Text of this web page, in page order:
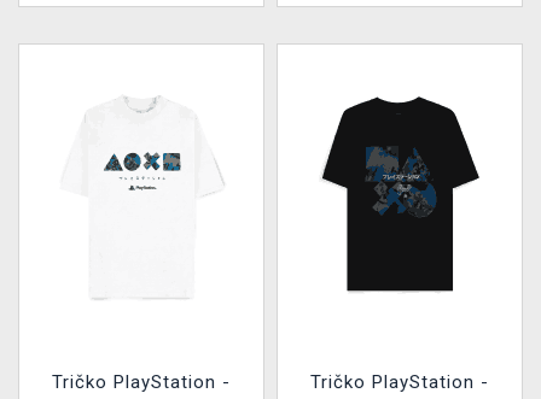
Tričko PlayStation -
Tričko PlayStation -